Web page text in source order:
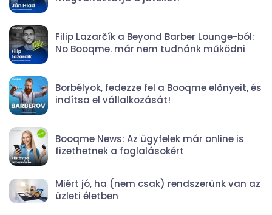
Filip Lazarčík a Beyond Barber Lounge-ból:
No Booqme. már nem tudnánk működni
Borbélyok, fedezze fel a Booqme előnyeit, és
indítsa el vállalkozását!
Booqme News: Az ügyfelek már online is
fizethetnek a foglalásokért
Miért jó, ha (nem csak) rendszerünk van az
üzleti életben